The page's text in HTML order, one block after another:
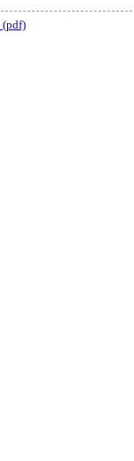
(pdf)